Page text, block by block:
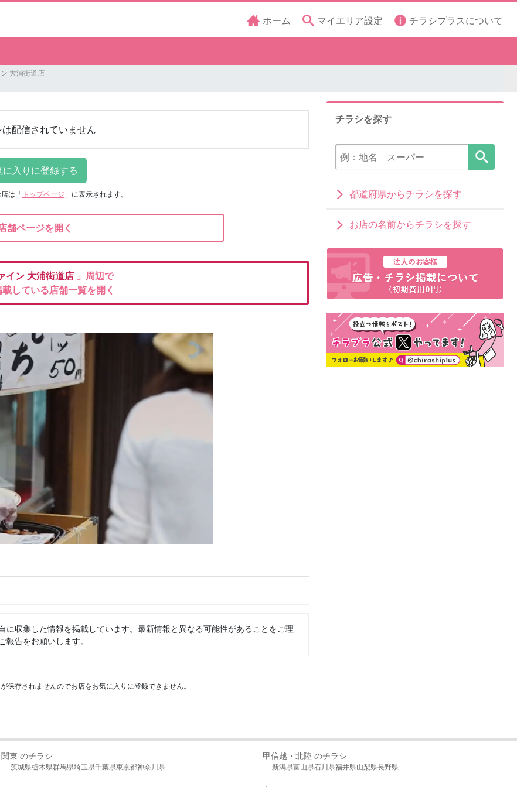
ホーム マイエリア設定 チラシプラスについて
大浦街道店
配信されていません
は 「 トップページ 」に表示されます。
舗ページを開く
イン 大浦街道店 」周辺で
している店舗一覧を開く
収集した情報を掲載しています。最新情報と異なる可能性があることをご理
報告をお願いします。
存されませんのでお店をお気に入りに登録できません。
チラシを探す
都道府県からチラシを探す
お店の名前からチラシを探す
関東 のチラシ
茨城県栃木県群馬県埼玉県千葉県東京都神奈川県
甲信越・北陸 のチラシ
新潟県富山県石川県福井県山梨県長野県